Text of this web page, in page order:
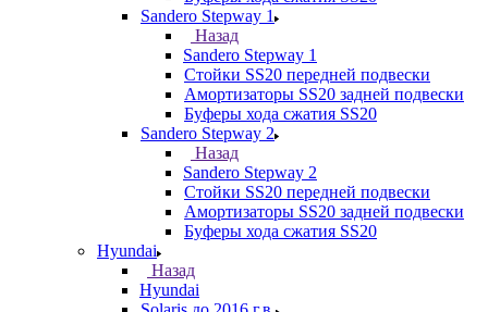
Sandero Stepway 1
Назад
Sandero Stepway 1
Стойки SS20 передней подвески
Амортизаторы SS20 задней подвески
Буферы хода сжатия SS20
Sandero Stepway 2
Назад
Sandero Stepway 2
Стойки SS20 передней подвески
Амортизаторы SS20 задней подвески
Буферы хода сжатия SS20
Hyundai
Назад
Hyundai